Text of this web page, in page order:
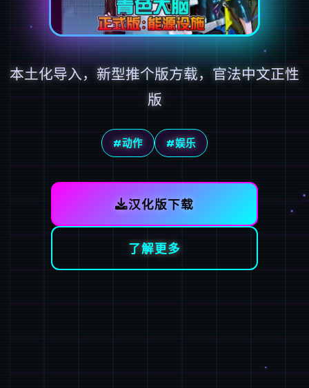
本土化导入，新型推个版方载，官法中文正性
版
#动作 #娱乐
汉化版下载
了解更多